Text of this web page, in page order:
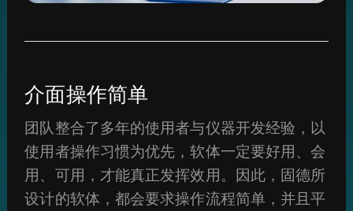
介面操作简单
团队整合了多年的使用者与仪器开发经验，以
使用者操作习惯为优先，软体一定要好用、会
用、可用，才能真正发挥效用。因此，固德所
设计的软体，都会要求操作流程简单，并且平